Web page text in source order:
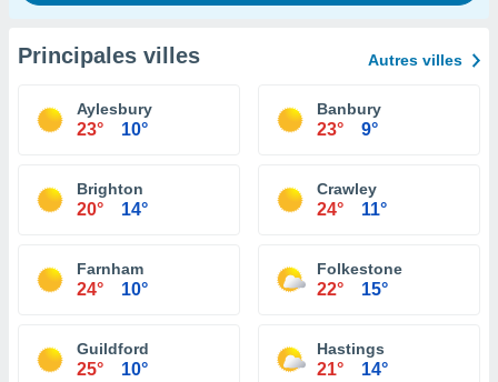
Principales villes Autres villes
Aylesbury
23° 10°
Banbury
23° 9°
Brighton
20° 14°
Crawley
24° 11°
Farnham
24° 10°
Folkestone
22° 15°
Guildford
25° 10°
Hastings
21° 14°